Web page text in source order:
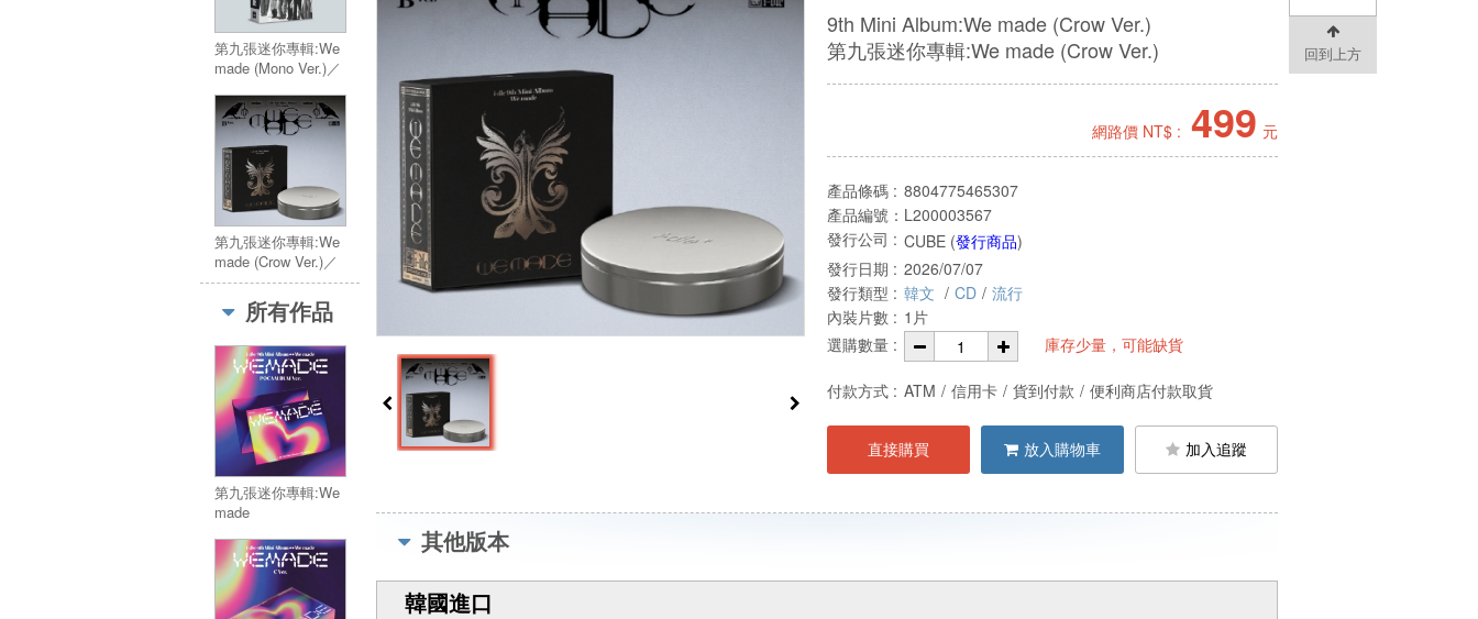
回到上方
第九張迷你專輯:We
made (Mono Ver.)／
made (Mono Ver.)
第九張迷你專輯:We
made (Crow Ver.)／
9th Mini Album:We
made (Crow Ver.)
所有作品
第九張迷你專輯:We
made
／9th Mini
Album:We made
(POCAALBUM Ver.)
9th Mini Album:We made (Crow Ver.)
第九張迷你專輯:We made (Crow Ver.)
網路價 NT$ : 499 元
產品條碼 : 8804775465307
產品編號： L200003567
發行公司 : CUBE (發行商品)
發行日期 : 2026/07/07
發行類型 : 韓文 / CD / 流行
內裝片數 : 1片
選購數量 :
庫存少量，可能缺貨
付款方式 : ATM / 信用卡 / 貨到付款 / 便利商店付款取貨
直接購買 放入購物車 加入追蹤
其他版本
韓國進口